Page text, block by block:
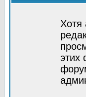
Хотя
этих